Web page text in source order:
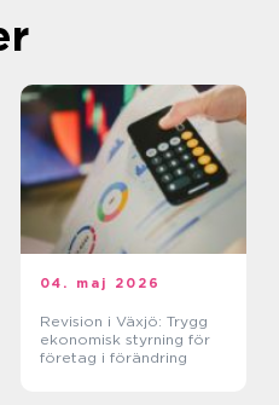
04. maj 2026
Revision i Växjö: Trygg
ekonomisk styrning för
företag i förändring